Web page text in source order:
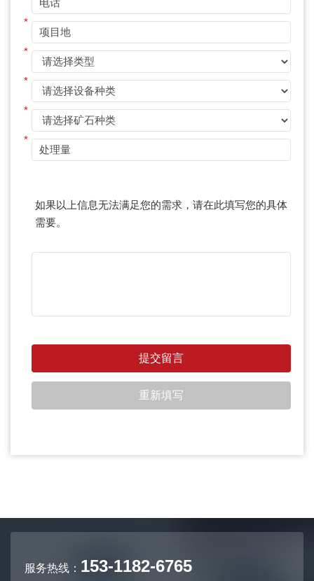
*
*
*
*
*
如果以上信息无法满足您的需求，请在此填写您的具体
需要。
服务热线： 153-1182-6765